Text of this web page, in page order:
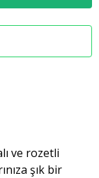
ve rozetli
şık bir